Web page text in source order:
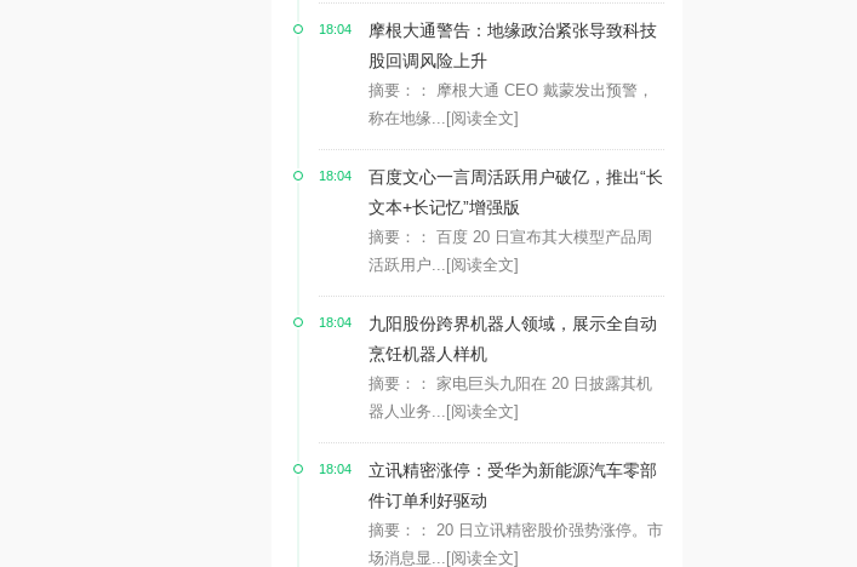
18:04
摩根大通警告：地缘政治紧张导致科技
股回调风险上升
摘要：： 摩根大通 CEO 戴蒙发出预警，
称在地缘... [阅读全文]
18:04
百度文心一言周活跃用户破亿，推出“长
文本+长记忆”增强版
摘要：： 百度 20 日宣布其大模型产品周
活跃用户... [阅读全文]
18:04
九阳股份跨界机器人领域，展示全自动
烹饪机器人样机
摘要：： 家电巨头九阳在 20 日披露其机
器人业务... [阅读全文]
18:04
立讯精密涨停：受华为新能源汽车零部
件订单利好驱动
摘要：： 20 日立讯精密股价强势涨停。市
场消息显... [阅读全文]